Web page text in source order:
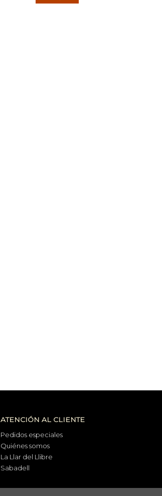
ATENCIÓN AL CLIENTE
Pedidos especiales
Quiénes somos
La Llar del Llibre
Sabadell